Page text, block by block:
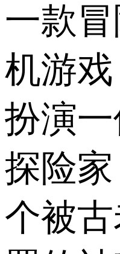
一款
机游
扮演
探险
个被